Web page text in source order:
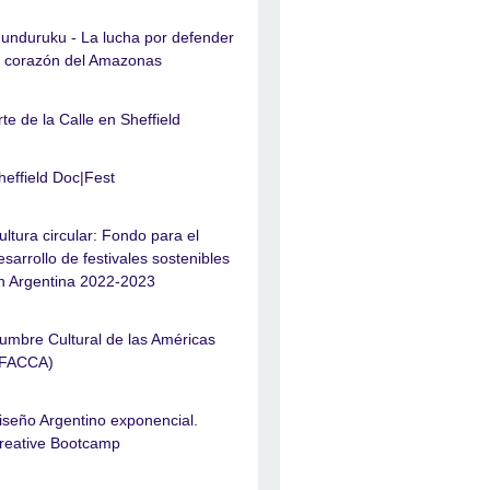
- La lucha por defender
corazón del Amazonas
de la Calle en Sheffield
Doc|Fest
circular: Fondo para el
de festivales sostenibles
Argentina 2022-2023
Cultural de las Américas
Argentino exponencial.
Bootcamp